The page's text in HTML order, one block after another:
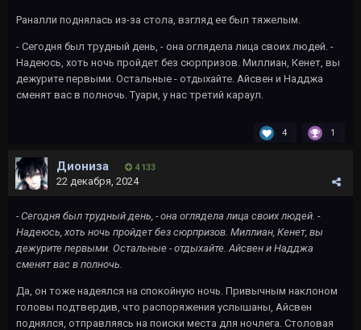
Раналли поднялась из-за стола, взгляд ее был тяжелым.
- Сегодня был трудный день, - она оглядела лица своих людей. -
Надеюсь, хоть ночь пройдет без сюрпризов. Миллиан, Кенет, вы
дежурите первыми. Остальные - отдыхайте. Айсвен и Надджа
сменят вас в полночь. Туари, у нас третий караул.
4 1
Диониза 4 133
22 декабря, 2024
- Сегодня был трудный день, - она оглядела лица своих людей. -
Надеюсь, хоть ночь пройдет без сюрпризов. Миллиан, Кенет, вы
дежурите первыми. Остальные - отдыхайте. Айсвен и Надджа
сменят вас в полночь.
Да, он тоже надеялся на спокойную ночь. Привычным наклоном
головы подтвердив, что распоряжения услышаны, Айсвен
поднялся, отправляясь на поиски места для ночлега. Столовая